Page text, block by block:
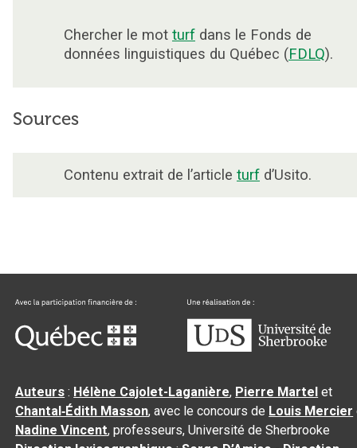
Chercher le mot turf dans le Fonds de
données linguistiques du Québec (FDLQ).
Sources
Contenu extrait de l’article turf d’Usito.
Auteurs : Hélène Cajolet-Laganière, Pierre Martel et
Chantal‑Édith Masson, avec le concours de Louis Mercier
Nadine Vincent, professeurs, Université de Sherbrooke